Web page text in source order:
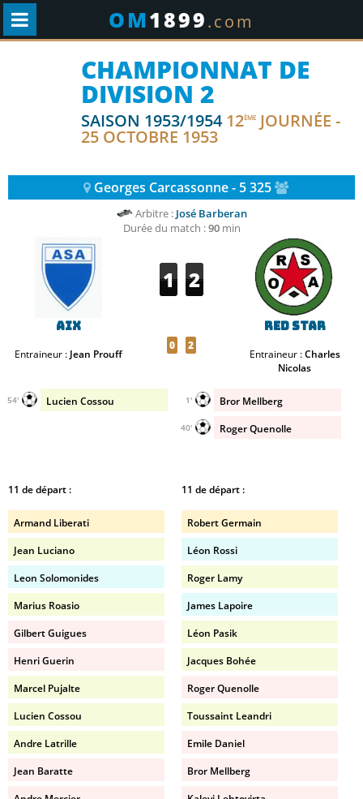
OM1899.com
CHAMPIONNAT DE
DIVISION 2
SAISON 1953/1954 12ÈME JOURNÉE -
25 OCTOBRE 1953
Georges Carcassonne - 5 325
Arbitre : José Barberan
Durée du match :90min
Aix
Entraineur : Jean Prouff
1 2
0 2
Red Star
Entraineur :Charles
Nicolas
Lucien Cossou
54' Bror Mellberg
1'
Roger Quenolle
40'
11 de départ :
Armand Liberati
Jean Luciano
Leon Solomonides
Marius Roasio
Gilbert Guigues
Henri Guerin
Marcel Pujalte
Lucien Cossou
Andre Latrille
Jean Baratte
11 de départ :
Robert Germain
Léon Rossi
Roger Lamy
James Lapoire
Léon Pasik
Jacques Bohée
Roger Quenolle
Toussaint Leandri
Emile Daniel
Bror Mellberg